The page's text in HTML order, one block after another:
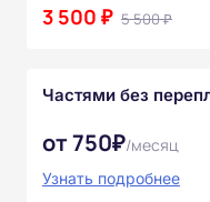
3 500 ₽ 5 500 ₽
Частями без
от 750₽/месяц
Узнать подробнее